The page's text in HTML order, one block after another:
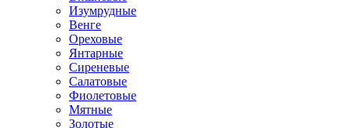
Изумрудные
Венге
Ореховые
Янтарные
Сиреневые
Салатовые
Фиолетовые
Мятные
Золотые